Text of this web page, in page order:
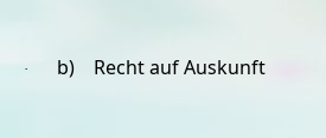
· b) Recht auf Auskunft